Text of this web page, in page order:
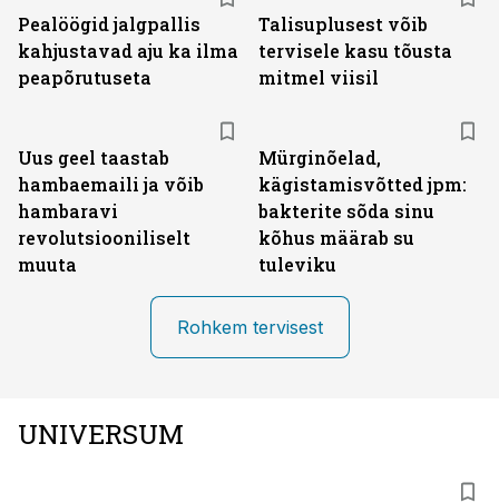
Pealöögid jalgpallis
kahjustavad aju ka ilma
peapõrutuseta
Talisuplusest võib
tervisele kasu tõusta
mitmel viisil
Uus geel taastab
hambaemaili ja võib
hambaravi
revolutsiooniliselt
muuta
Mürginõelad,
kägistamisvõtted jpm:
bakterite sõda sinu
kõhus määrab su
tuleviku
Rohkem tervisest
UNIVERSUM